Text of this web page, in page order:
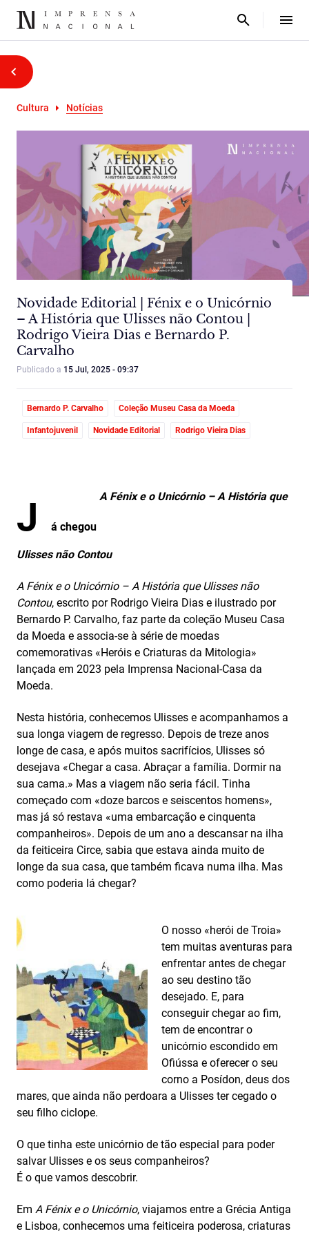
Cultura Notícias
Novidade Editorial | Fénix e o Unicórnio
– A História que Ulisses não Contou |
Rodrigo Vieira Dias e Bernardo P.
Carvalho
Publicado a 15 Jul, 2025 - 09:37
Bernardo P. Carvalho Coleção Museu Casa da Moeda
Infantojuvenil Novidade Editorial Rodrigo Vieira Dias
J á chegou
A Fénix e o Unicórnio – A História que
Ulisses não Contou
A Fénix e o Unicórnio – A História que Ulisses não
Contou, escrito por Rodrigo Vieira Dias e ilustrado por
Bernardo P. Carvalho, faz parte da coleção Museu Casa
da Moeda e associa-se à série de moedas
comemorativas «Heróis e Criaturas da Mitologia»
lançada em 2023 pela Imprensa Nacional-Casa da
Moeda.
Nesta história, conhecemos Ulisses e acompanhamos a
sua longa viagem de regresso. Depois de treze anos
longe de casa, e após muitos sacrifícios, Ulisses só
desejava «Chegar a casa. Abraçar a família. Dormir na
sua cama.» Mas a viagem não seria fácil. Tinha
começado com «doze barcos e seiscentos homens»,
mas já só restava «uma embarcação e cinquenta
companheiros». Depois de um ano a descansar na ilha
da feiticeira Circe, sabia que estava ainda muito de
longe da sua casa, que também ficava numa ilha. Mas
como poderia lá chegar?
O nosso «herói de Troia»
tem muitas aventuras para
enfrentar antes de chegar
ao seu destino tão
desejado. E, para
conseguir chegar ao fim,
tem de encontrar o
unicórnio escondido em
Ofiússa e oferecer o seu
corno a Posídon, deus dos
mares, que ainda não perdoara a Ulisses ter cegado o
seu filho ciclope.
O que tinha este unicórnio de tão especial para poder
salvar Ulisses e os seus companheiros?
É o que vamos descobrir.
Em A Fénix e o Unicórnio, viajamos entre a Grécia Antiga
e Lisboa, conhecemos uma feiticeira poderosa, criaturas